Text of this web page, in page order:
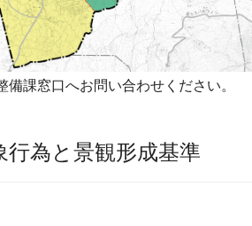
備課窓口へお問い合わせください。
行為と景観形成基準